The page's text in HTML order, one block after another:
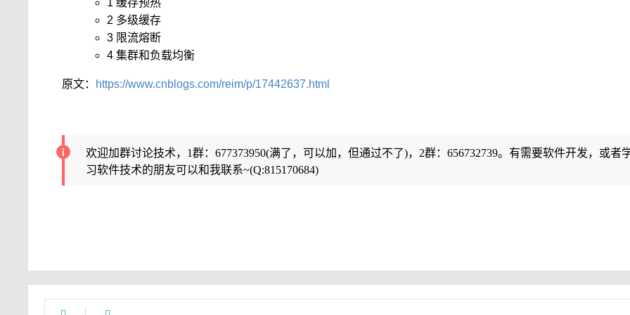
1 缓存预热
2 多级缓存
3 限流熔断
4 集群和负载均衡
原文： https://www.cnblogs.com/reim/p/17442637.html
欢迎加群讨论技术，1群：677373950(满了，可以加，但通过不了)，2群：656732739。有需要软件开发，或者
习软件技术的朋友可以和我联系~(Q:815170684)